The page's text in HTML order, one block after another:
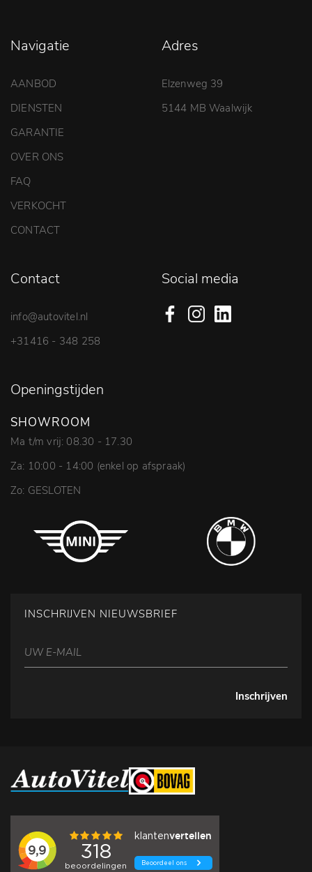
Navigatie
AANBOD
DIENSTEN
GARANTIE
OVER ONS
FAQ
VERKOCHT
CONTACT
Adres
Elzenweg 39
5144 MB Waalwijk
Contact
info@autovitel.nl
+31416 - 348 258
Social media
Openingstijden
SHOWROOM
Ma t/m vrij: 08.30 - 17.30
Za: 10:00 - 14:00 (enkel op afspraak)
Zo: GESLOTEN
INSCHRIJVEN NIEUWSBRIEF
Inschrijven